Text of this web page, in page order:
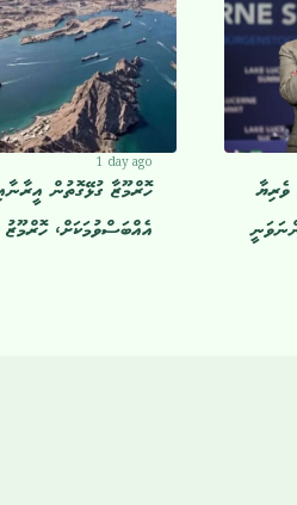
1 day ago
ހޮރްމޫޒާ ގުޅޭގޮތުން
އެއްބަސްވުމަކަށް،
ވެރިޔާ